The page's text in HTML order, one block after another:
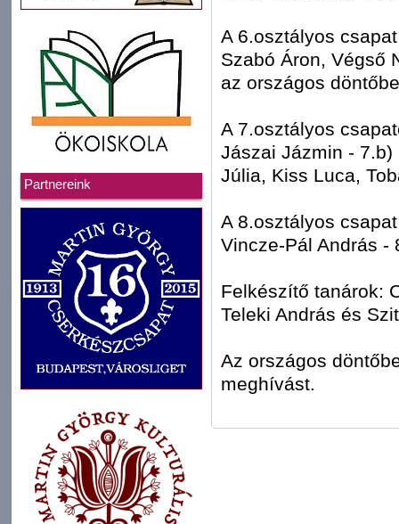
Partnereink
A 6.osztályos
Szabó Áron, Végső
az országos
A 7.osztályos
Jászai Jázmin -
Júlia, Kiss Luca,
A 8.osztályos
Vincze-Pál András -
Felkészítő tanárok:
Teleki András és
Az országos
meghívást.